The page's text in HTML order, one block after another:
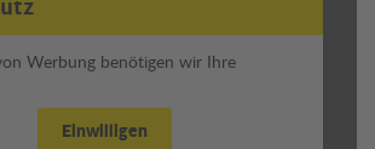
Werbung benötigen wir Ihre
Einwilligen